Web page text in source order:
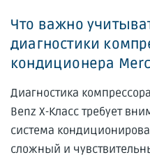
Что важно
диагностики
кондиционера
Диагностика
Benz X-Класс требует
система
сложный и